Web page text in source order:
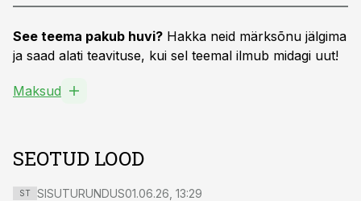
See teema pakub huvi? Hakka neid märksõnu jälgima
ja saad alati teavituse, kui sel teemal ilmub midagi uut!
Maksud
SEOTUD LOOD
ST SISUTURUNDUS01.06.26, 13:29